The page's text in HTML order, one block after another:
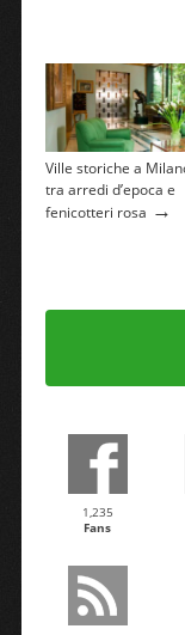
Ville storiche a
tra arredi d’epoca e
fenicotteri rosa →
1,235
Fans